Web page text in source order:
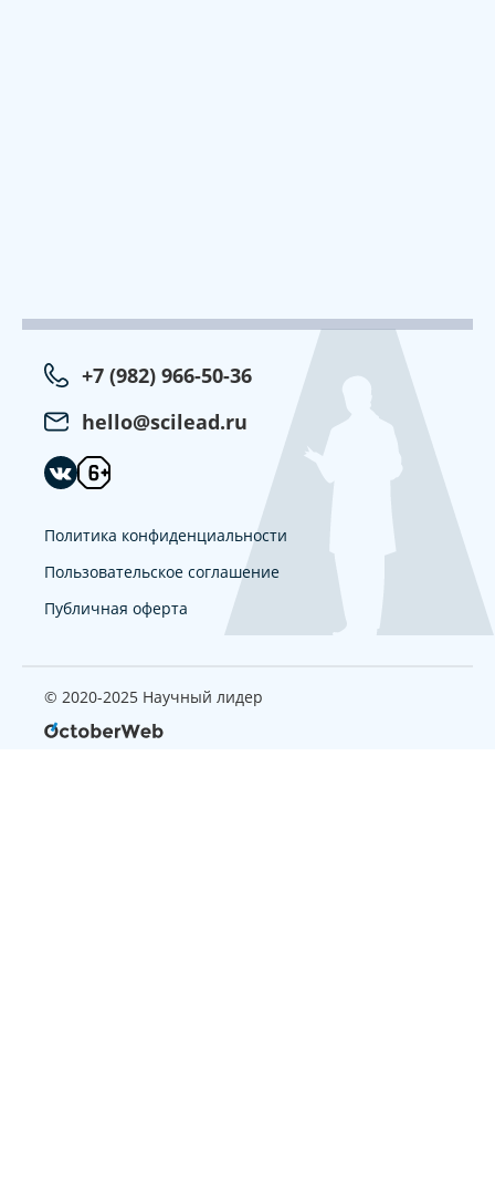
+7 (982) 966-50-36
hello@scilead.ru
Политика конфиденциальности
Пользовательское соглашение
Публичная оферта
© 2020-2025 Научный лидер